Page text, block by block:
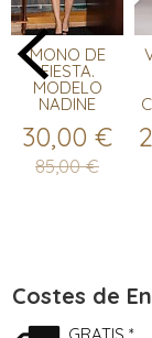
Costes de
GRATIS *
MONO DE
FIESTA.
MODELO
NADINE
30,00 €
85,00 €